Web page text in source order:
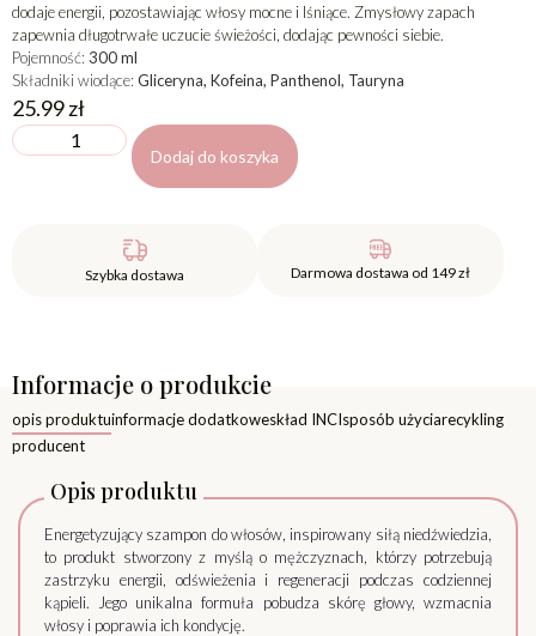
dodaje energii, pozostawiając włosy mocne i lśniące. Zmysłowy zapach
zapewnia długotrwałe uczucie świeżości, dodając pewności siebie.
Pojemność: 300 ml
Składniki wiodące: Gliceryna, Kofeina, Panthenol, Tauryna
25.99zł
Dodaj do koszyka
Szybka dostawa Darmowa dostawa od 149 zł
Informacje o produkcie
opis produktuinformacje dodatkoweskład INCIsposób użyciarecykling
producent
Opis produktu
Energetyzujący szampon do włosów, inspirowany siłą niedźwiedzia,
to produkt stworzony z myślą o mężczyznach, którzy potrzebują
zastrzyku energii, odświeżenia i regeneracji podczas codziennej
kąpieli. Jego unikalna formuła pobudza skórę głowy, wzmacnia
włosy i poprawia ich kondycję.